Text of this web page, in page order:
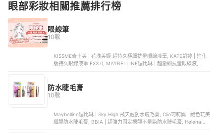
眼部彩妝相關推薦排行榜
眼線筆
10款
KISSME奇士美 | 花漾美姬 超持久極細抗暈眼線液筆, KATE凱婷 | 進化
版持久眼線液筆 EX3.0, MAYBELLINE媚比琳 | 超激細抗暈眼線液,
防水睫毛膏
10款
Maybelline媚比琳 | Sky High 飛天翹防水睫毛膏, Clio珂莉奧 | 絕色玩美
纖翹防水睫毛膏, BBIA | 超強力固定捲翹不暈染防水睫毛膏, Helena